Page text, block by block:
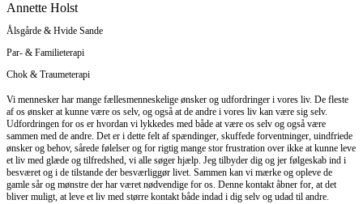
Annette Holst
Ålsgårde & Hvide Sande
Par- & Familieterapi
Chok & Traumeterapi
Vi mennesker har mange fællesmenneskelige ønsker og udfordringer i vores liv. De fleste
af os ønsker at kunne være os selv, og også at de andre i vores liv kan være sig selv.
Udfordringen for os er hvordan vi lykkedes med både at være os selv og også være
sammen med de andre. Det er i dette felt af spændinger, skuffede forventninger, uindfriede
ønsker og behov, sårede følelser og for rigtig mange stor frustration over ikke at kunne leve
et liv med glæde og tilfredshed, vi alle søger hjælp. Jeg tilbyder dig og jer følgeskab ind i
besværet og i de tilstande der besværliggør livet. Sammen kan vi mærke og opleve de
gamle sår og mønstre der har været nødvendige for os. Denne kontakt åbner for, at det
bliver muligt, at leve et liv med større kontakt både indad i dig selv og udad til andre.